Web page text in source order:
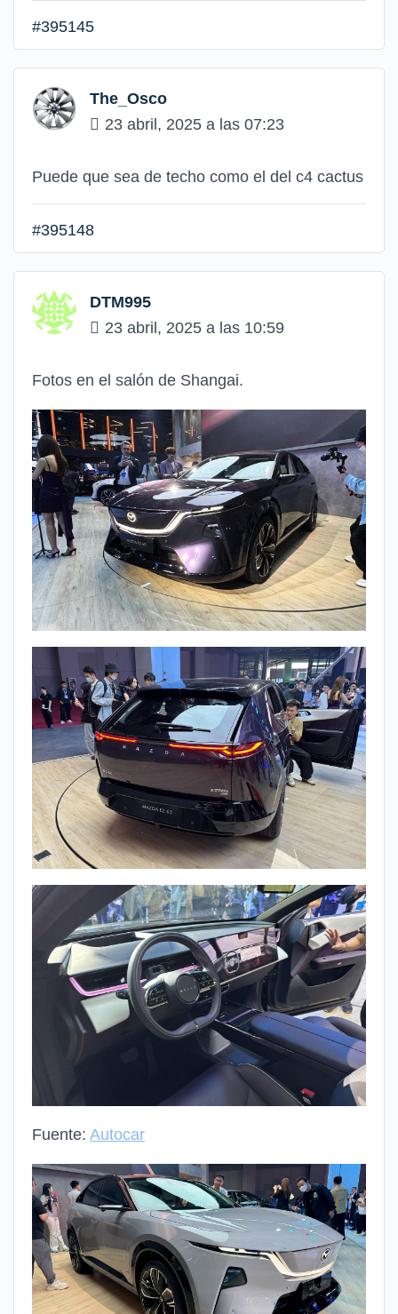
#395145
The_Osco
23 abril, 2025 a las 07:23
Puede que sea de techo como el del c4 cactus
#395148
DTM995
23 abril, 2025 a las 10:59
Fotos en el salón de Shangai.
Fuente: Autocar